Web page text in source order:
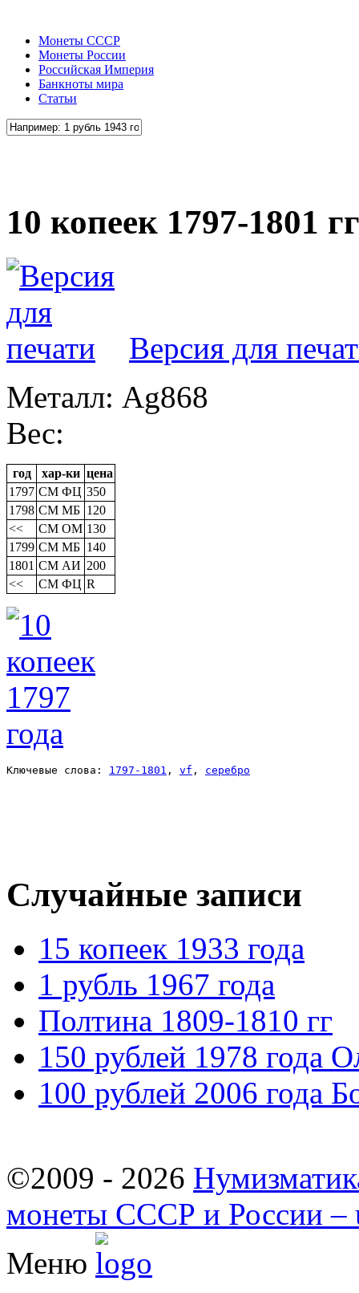
Монеты СССР
Монеты России
Российская Империя
Банкноты мира
Статьи
10 копеек 1797-1801 гг
Версия для
Металл: Ag868
Вес:
год хар-ки цена
1797 СМ ФЦ 350
1798 СМ МБ 120
<<
СМ ОМ 130
1799 СМ МБ 140
1801 СМ АИ 200
<<
СМ ФЦ R
Ключевые слова: 1797-1801 , vf , серебро
Случайные записи
15 копеек 1933 года
1 рубль 1967 года
Полтина 1809-1810 гг
150 рублей 1978 года
100 рублей 2006 года
©2009 - 2026
монеты СССР и России –
Меню